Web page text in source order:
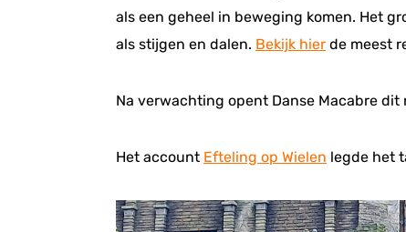
als een geheel in beweging komen. Het
als stijgen en dalen. Bekijk hier de meest
Na verwachting opent Danse Macabre dit
Het account Efteling op Wielen legde het